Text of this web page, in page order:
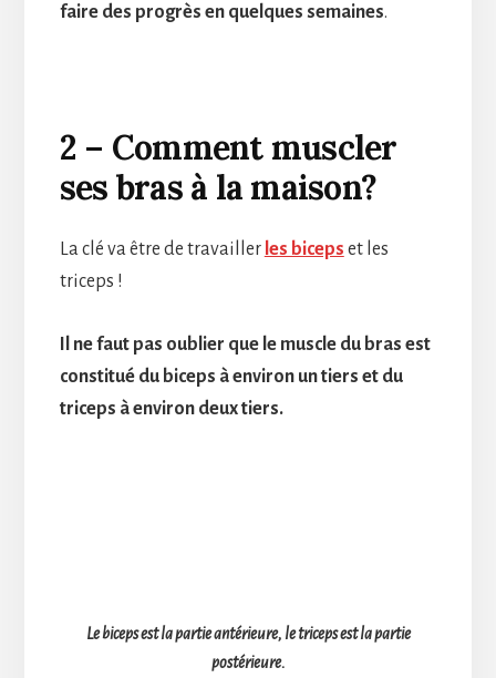
faire des progrès en quelques semaines.
2 – Comment muscler
ses bras à la maison?
La clé va être de travailler les biceps et les
triceps !
Il ne faut pas oublier que le muscle du bras est
constitué du biceps à environ un tiers et du
triceps à environ deux tiers.
Le biceps est la partie antérieure, le triceps est la partie
postérieure.